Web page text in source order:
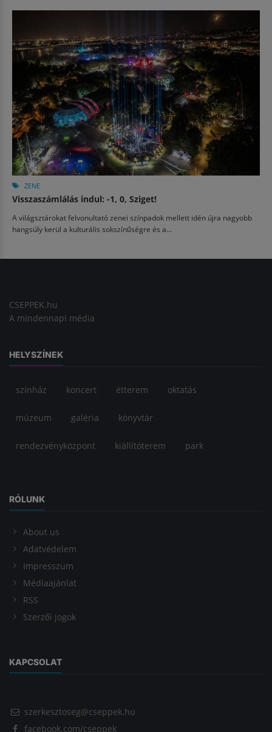
ZENE
Visszaszámlálás indul: -1, 0, Sziget!
A világsztárokat felvonultató zenei színpadok mellett idén újra nagyobb
hangsúly kerül a kulturális sokszínűségre és a...
CSEPPEK.hu
A mindennapi média
HELYSZÍNEK
színház koncert étterem oktatás
múzeum galéria könyvtár
rendezvényközpont kiállítóterem park
RÓLUNK
About us
Adatvédelem
Impresszum
Médiaajánlat
RSS
Szerzői jogok
KAPCSOLAT
szerkesztoseg@cseppek.hu
facebook.com/cseppek